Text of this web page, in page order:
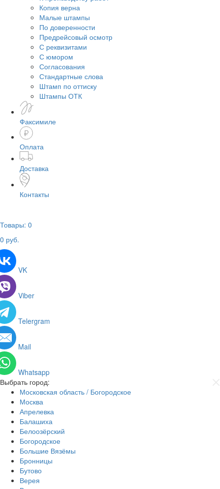
Копия верна
Малые штампы
По доверенности
Предрейсовый осмотр
С реквизитами
С юмором
Согласования
Стандартные слова
Штамп по оттиску
Штампы ОТК
Факсимиле
Оплата
Доставка
Контакты
Товары: 0
0 руб.
VK
Viber
Telergram
Mail
Whatsapp
Выбрать город:
Московская область / Богородское
Москва
Апрелевка
Балашиха
Белоозёрский
Богородское
Большие Вязёмы
Бронницы
Бутово
Верея